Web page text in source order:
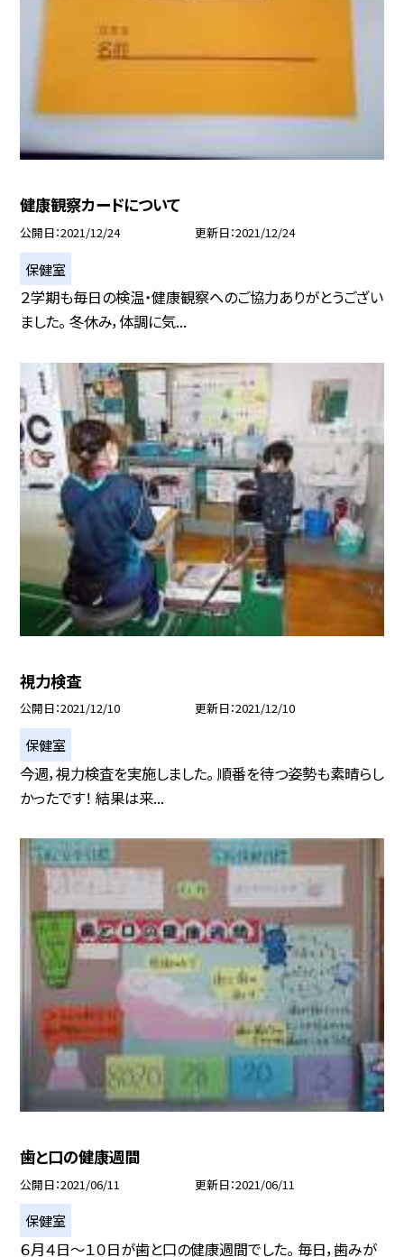
健康観察カードについて
公開日 2021/12/24 更新日 2021/12/24
保健室
２学期も毎日の検温・健康観察へのご協力ありがとうござい
ました。 冬休み，体調に気...
視力検査
公開日 2021/12/10 更新日 2021/12/10
保健室
今週，視力検査を実施しました。 順番を待つ姿勢も素晴らし
かったです！ 結果は来...
歯と口の健康週間
公開日 2021/06/11 更新日 2021/06/11
保健室
６月４日〜１０日が歯と口の健康週間でした。 毎日，歯みが